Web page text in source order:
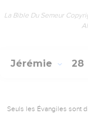
La Bible Du Semeur
Jérémie 28
Seuls les Évangiles sont